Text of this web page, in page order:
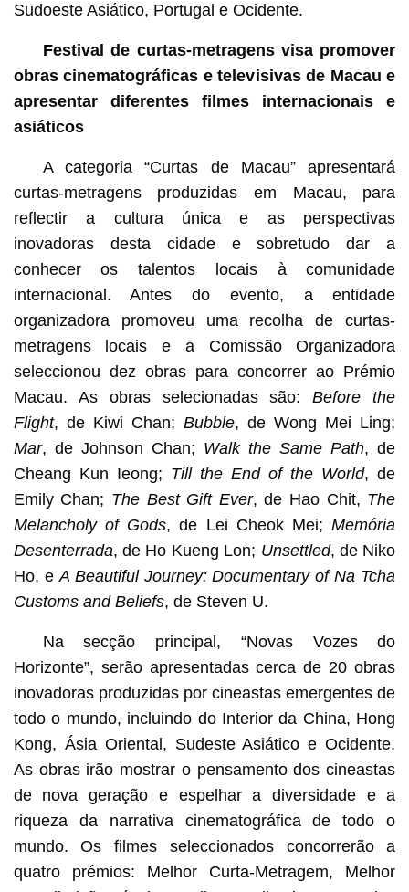
Sudoeste Asiático, Portugal e Ocidente.
Festival de curtas-metragens visa promover
obras cinematográficas e televisivas de Macau e
apresentar diferentes filmes internacionais e
asiáticos
A categoria “Curtas de Macau” apresentará
curtas-metragens produzidas em Macau, para
reflectir a cultura única e as perspectivas
inovadoras desta cidade e sobretudo dar a
conhecer os talentos locais à comunidade
internacional. Antes do evento, a entidade
organizadora promoveu uma recolha de curtas-
metragens locais e a Comissão Organizadora
seleccionou dez obras para concorrer ao Prémio
Macau. As obras selecionadas são: Before the
Flight, de Kiwi Chan; Bubble, de Wong Mei Ling;
Mar, de Johnson Chan; Walk the Same Path, de
Cheang Kun Ieong; Till the End of the World, de
Emily Chan; The Best Gift Ever, de Hao Chit, The
Melancholy of Gods, de Lei Cheok Mei;Memória
Desenterrada, de Ho Kueng Lon; Unsettled, de Niko
Ho, eA Beautiful Journey: Documentary of Na Tcha
Customs and Beliefs, de Steven U.
Na secção principal, “Novas Vozes do
Horizonte”, serão apresentadas cerca de 20 obras
inovadoras produzidas por cineastas emergentes de
todo o mundo, incluindo do Interior da China, Hong
Kong, Ásia Oriental, Sudeste Asiático e Ocidente.
As obras irão mostrar o pensamento dos cineastas
de nova geração e espelhar a diversidade e a
riqueza da narrativa cinematográfica de todo o
mundo. Os filmes seleccionados concorrerão a
quatro prémios: Melhor Curta-Metragem, Melhor